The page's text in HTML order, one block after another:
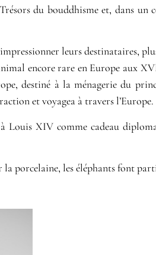
du bouddhisme et, dans
leurs destinataires,
encore rare en Europe aux
destiné à la ménagerie du
et voyagea à travers l’Europe.
Louis XIV comme cadeau
la porcelaine, les éléphants font